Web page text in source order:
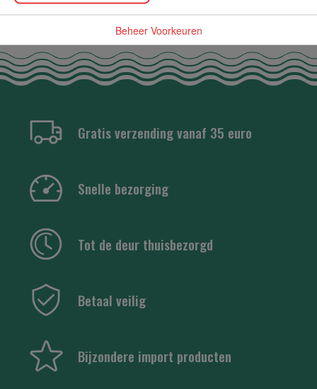
Gratis verzending vanaf 35 euro
Snelle bezorging
Tot de deur thuisbezorgd
Betaal veilig
Bijzondere import producten
Beheer Voorkeuren